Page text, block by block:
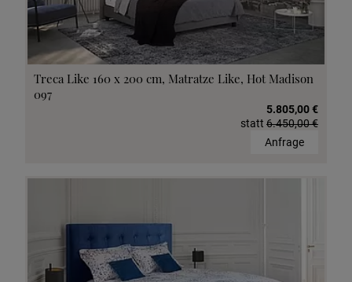
Treca Like 160 x 200 cm, Matratze Like, Hot Madison
097
5.805,00 €
statt 6.450,00 €
Anfrage